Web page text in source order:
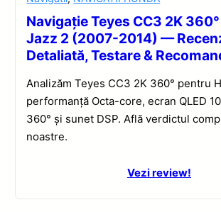
Navigație Teyes CC3 2K
Jazz 2 (2007-2014) —
Detaliată, Testare &
Analizăm Teyes CC3 2K 360° pentru
performanță Octa-core, ecran QLED
360° și sunet DSP. Află verdictul
noastre.
Vezi review!